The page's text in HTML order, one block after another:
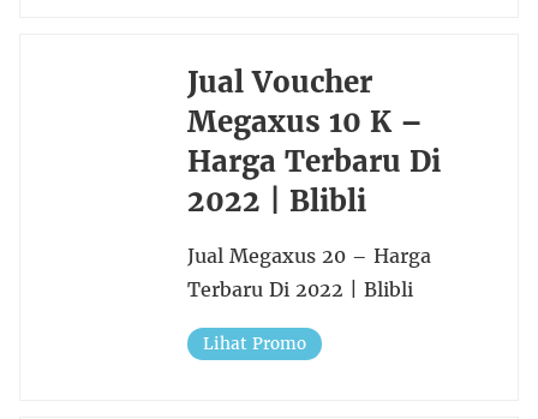
Jual Voucher
Megaxus 10 K –
Harga Terbaru Di
2022 | Blibli
Jual Megaxus 20 – Harga
Terbaru Di 2022 | Blibli
Lihat Promo